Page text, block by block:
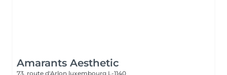
Amarants Aesthetic
73, route d'Arlon luxembourg L-1140